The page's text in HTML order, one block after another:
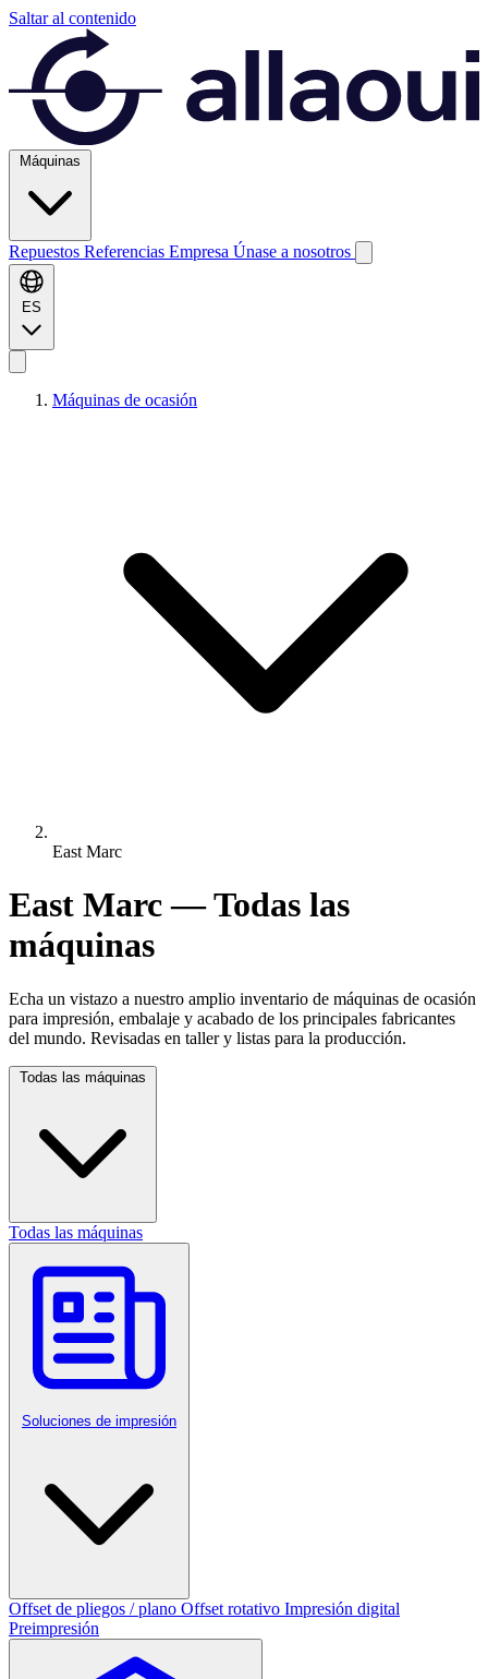
Saltar al contenido
Máquinas
Repuestos Referencias Empresa Únase a nosotros
ES
Máquinas de ocasión
East Marc
East Marc — Todas las
máquinas
Echa un vistazo a nuestro amplio inventario de máquinas de ocasión
para impresión, embalaje y acabado de los principales fabricantes
del mundo. Revisadas en taller y listas para la producción.
Todas las máquinas
Todas las máquinas
Soluciones de impresión
Offset de pliegos / plano Offset rotativo Impresión digital
Preimpresión